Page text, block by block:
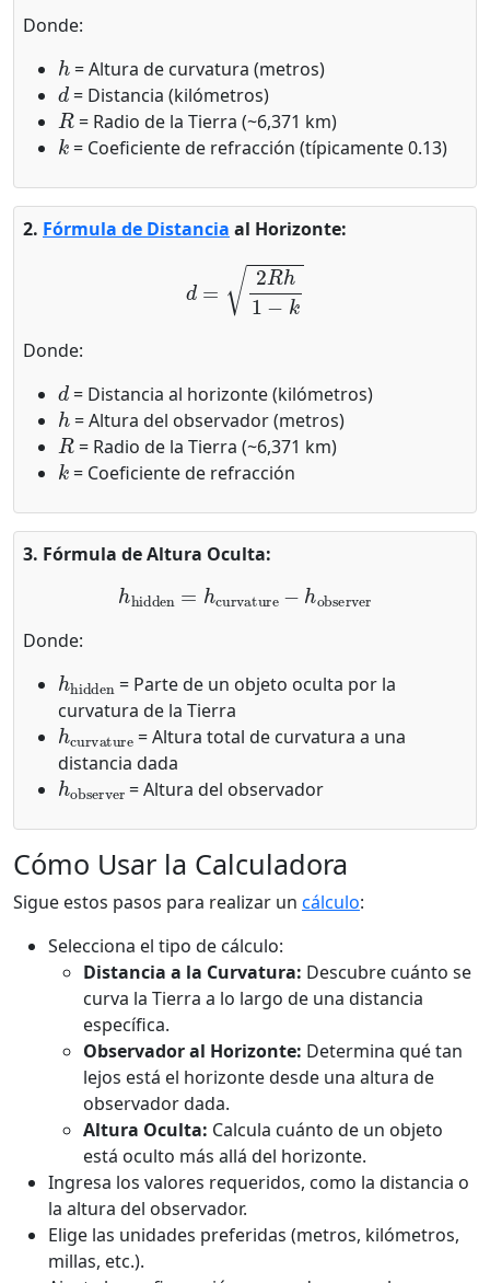
Donde:
h
= Altura de curvatura (metros)
d
= Distancia (kilómetros)
R
= Radio de la Tierra (~6,371 km)
k
= Coeficiente de refracción (típicamente 0.13)
2. Fórmula de Distancia al Horizonte:
Rh1−k
Donde:
d
= Distancia al horizonte (kilómetros)
h
= Altura del observador (metros)
R
= Radio de la Tierra (~6,371 km)
k
= Coeficiente de refracción
3. Fórmula de Altura Oculta:
hidden hcurvature h observer
Donde:
h
= Parte de un objeto oculta por la
curvatura de la Tierra
hcurvature
= Altura total de curvatura a una
distancia dada
hobserver
= Altura del observador
Cómo Usar la Calculadora
Sigue estos pasos para realizar un cálculo:
Selecciona el tipo de cálculo:
Distancia a la Curvatura: Descubre cuánto se
curva la Tierra a lo largo de una distancia
específica.
Observador al Horizonte: Determina qué tan
lejos está el horizonte desde una altura de
observador dada.
Altura Oculta: Calcula cuánto de un objeto
está oculto más allá del horizonte.
Ingresa los valores requeridos, como la distancia o
la altura del observador.
Elige las unidades preferidas (metros, kilómetros,
millas, etc.).